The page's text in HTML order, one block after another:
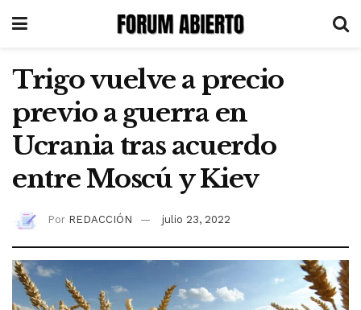
Trigo vuelve a precio
previo a guerra en
Ucrania tras acuerdo
entre Moscú y Kiev
Por REDACCIÓN julio 23, 2022